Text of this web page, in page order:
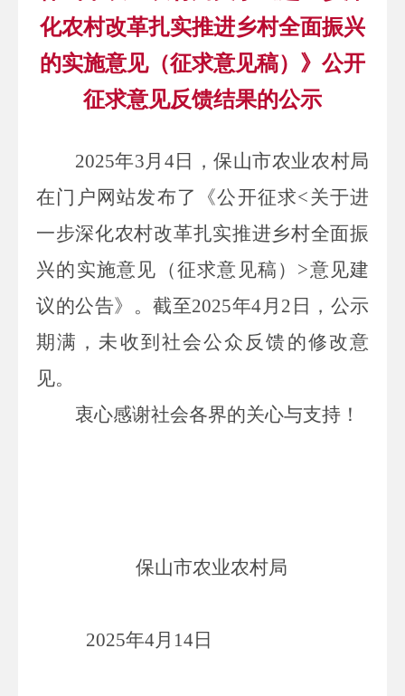
化农村改革扎实推进乡村全面振兴
的实施意见（征求意见稿）》公开
征求意见反馈结果的公示
2025年3月 4日，保山市农业农村局
在门户网站发布了《公开征求<关于进
一步深化农村改革扎实推进乡村全面振
兴的实施意见（征求意见稿） >意见建
议的公告》。截至2025年4月 2 日，公示
期满，未收到社会公众反馈的修改意
见。
衷心感谢社会各界的关心与支持！
保山市农业农村局
2025年4月 14日